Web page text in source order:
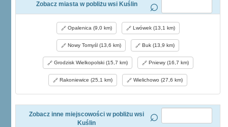
Zobacz miasta w pobliżu wsi Kuślin
Opalenica (9,0 km) Lwówek (13,1 km)
Nowy Tomyśl (13,6 km) Buk (13,9 km)
Grodzisk Wielkopolski (15,7 km) Pniewy (16,7 km)
Rakoniewice (25,1 km) Wielichowo (27,6 km)
Zobacz inne miejscowości w pobliżu wsi
Kuślin